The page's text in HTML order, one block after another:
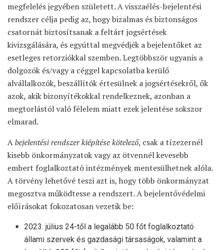
megfelelés jegyében született. A visszaélés-bejelentési
rendszer célja pedig az, hogy bizalmas és biztonságos
csatornát biztosítsanak a feltárt jogsértések
kivizsgálására, és egyúttal megvédjék a bejelentőket az
esetleges retorziókkal szemben. Legtöbbször ugyanis a
dolgozók és/vagy a céggel kapcsolatba kerülő
alvállalkozók, beszállítók értesülnek a jogsértésekről, ők
azok, akik bizonyítékokkal rendelkeznek, azonban a
megtorlástól való félelem miatt ezek jelentése sokszor
elmarad.
Abejelentési rendszer kiépítése kötelező, csak a tízezernél
kisebb önkormányzatok vagy az ötvennél kevesebb
embert foglalkoztató intézmények mentesülhetnek alóla.
A törvény lehetővé teszi azt is, hogy több önkormányzat
megosztva működtesse a rendszert. A bejelentővédelmi
előírásokat fokozatosan vezetik be:
2023. július 24-től a legalább 50 főt foglalkoztató
állami szervek és gazdasági társaságok, valamint a